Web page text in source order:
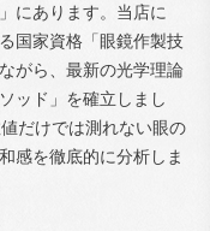
にあります。当店に
国家資格「眼鏡作製技
がら、最新の光学理論
ッド」を確立しまし
だけでは測れない眼の
感を徹底的に分析しま